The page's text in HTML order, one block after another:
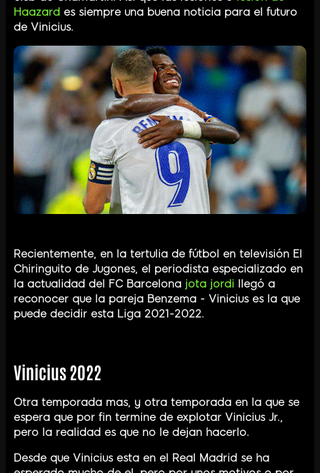
Haazard es siempre una buena noticia para el futuro
de Vinicius.
Recientemente, en la tertulia de fútbol en televisión El
Chiringuito de Jugones, el periodista especializado en
la actualidad del FC Barcelona jota jordi llegó a
reconocer que la pareja Benzema - Vinicius es la que
puede decidir esta Liga 2021-2022.
Vinicius 2022
Otra temporada mas, y otra temporada en la que se
espera que por fin termine de explotar Vinicius Jr.,
pero la realidad es que no le dejan hacerlo.
Desde que Vinicius esta en el Real Madrid se ha